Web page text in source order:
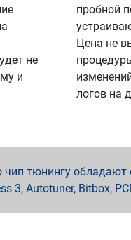
не
и
пробной
Цена не
логов на
тюнингу
3, Autotuner, Bitbox,